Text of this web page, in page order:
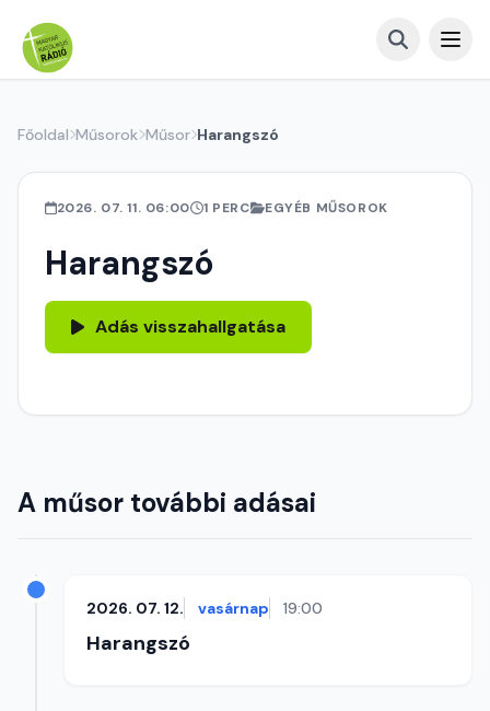
Főoldal Műsorok Műsor Harangszó
2026. 07. 11. 06:00 1 PERC EGYÉB MŰSOROK
Harangszó
Adás visszahallgatása
A műsor további adásai
2026. 07. 12. vasárnap 19:00
Harangszó